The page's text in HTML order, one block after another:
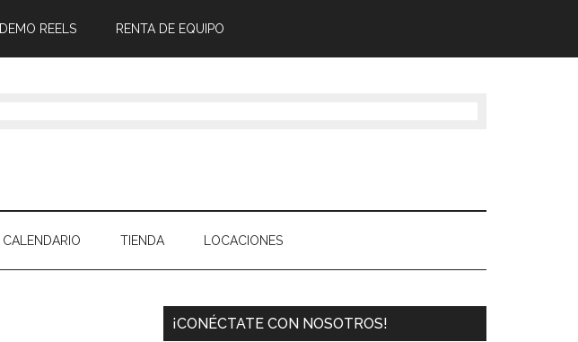
DEMO REELS RENTA DE EQUIPO
CALENDARIO TIENDA LOCACIONES
¡CONÉCTATE CON NOSOTROS!